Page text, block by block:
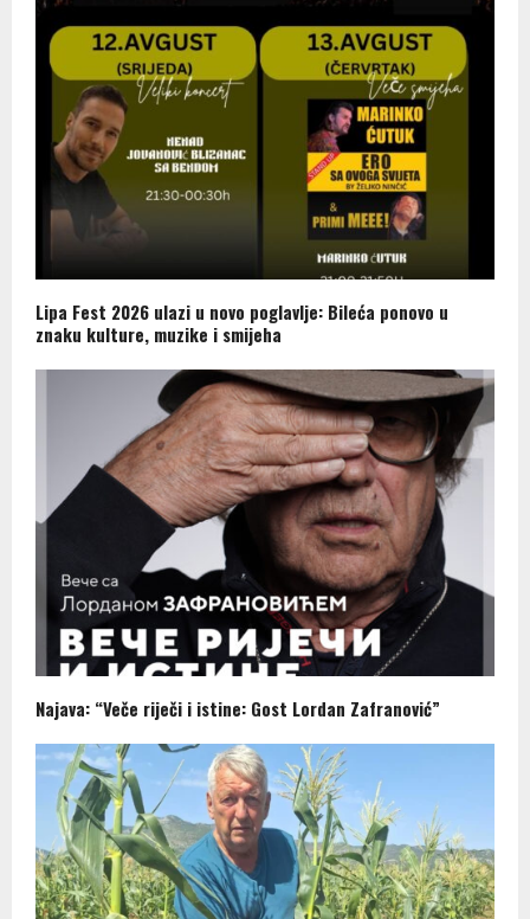
Lipa Fest 2026 ulazi u novo poglavlje: Bileća ponovo u
znaku kulture, muzike i smijeha
Najava: “Veče riječi i istine: Gost Lordan Zafranović”